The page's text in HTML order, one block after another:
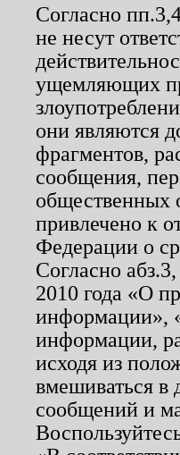
Согласно
не несут
ущемляющих
они являются
фрагментов,
сообщения,
общественных
привлечено к
Федерации о
Согласно
2010 года «О
информации»,
информации,
исходя из
вмешиваться в
сообщений и